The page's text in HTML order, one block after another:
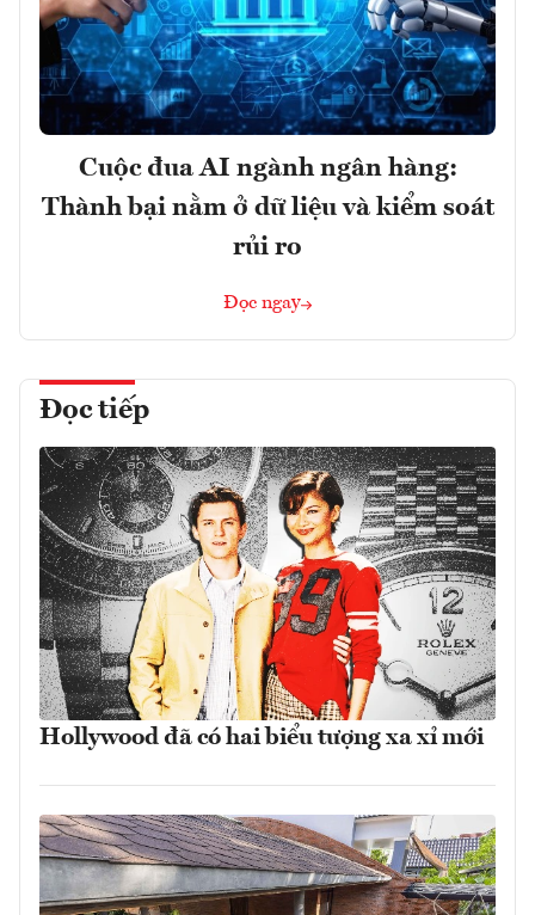
Cuộc đua AI ngành ngân hàng:
Thành bại nằm ở dữ liệu và kiểm soát
rủi ro
Đọc ngay
Đọc tiếp
Hollywood đã có hai biểu tượng xa xỉ mới